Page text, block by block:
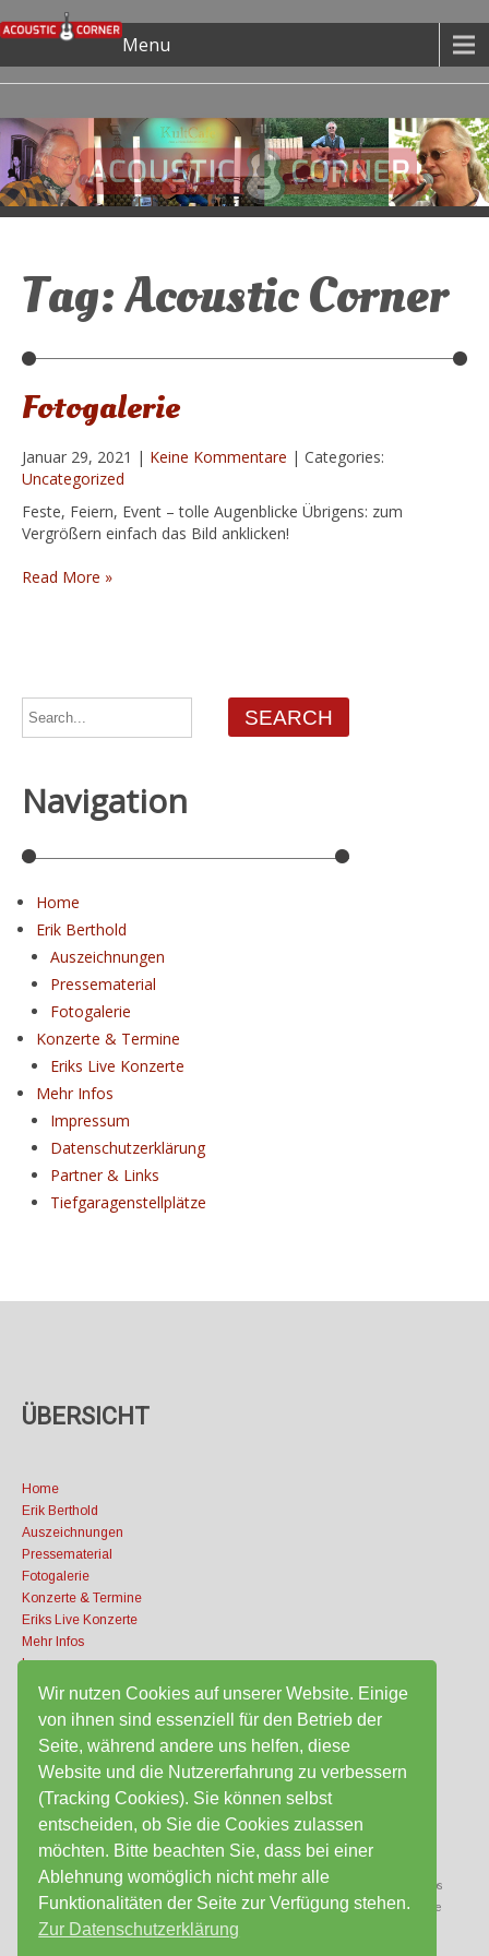
Menu
Tag: Acoustic Corner
Fotogalerie
Januar 29, 2021 | Keine Kommentare | Categories:
Uncategorized
Feste, Feiern, Event – tolle Augenblicke Übrigens: zum
Vergrößern einfach das Bild anklicken!
Read More »
Navigation
Home
Erik Berthold
Auszeichnungen
Pressematerial
Fotogalerie
Konzerte & Termine
Eriks Live Konzerte
Mehr Infos
Impressum
Datenschutz­erklärung
Partner & Links
Tiefgaragenstellplätze
ÜBERSICHT
Home
Erik Berthold
Auszeichnungen
Pressematerial
Fotogalerie
Konzerte & Termine
Eriks Live Konzerte
Mehr Infos
Impressum
Datenschutz­erklärung
Tiefgaragenstellplätze
SCHLAGWÖRTER
Acoustic Corner Artikel Auszeichnungen Bilder Datenschutzerlärung
Erik Berthold events Fotogalerie Gitarren
Infos
Inhaber Konzerte Links Mietenplatz Mietinstrumente München Partner Preise
Presse tagesweise Termine Tiefgarage Waldfriedhof
Wir nutzen Cookies auf unserer Website. Einige
von ihnen sind essenziell für den Betrieb der
Seite, während andere uns helfen, diese
Website und die Nutzererfahrung zu verbessern
(Tracking Cookies). Sie können selbst
entscheiden, ob Sie die Cookies zulassen
möchten. Bitte beachten Sie, dass bei einer
Ablehnung womöglich nicht mehr alle
Funktionalitäten der Seite zur Verfügung stehen.
Zur Datenschutzerklärung